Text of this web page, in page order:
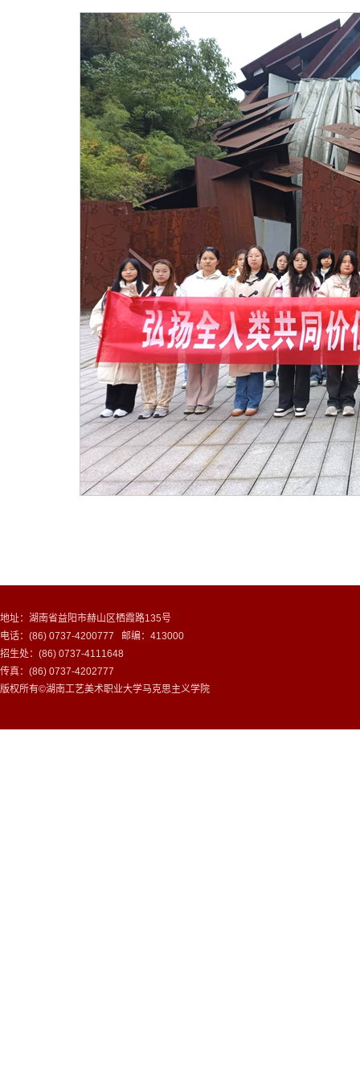
地址：湖南省益阳市赫山区栖霞路135号
电话：(86) 0737-4200777 邮编：413000
招生处：(86) 0737-4111648
传真：(86) 0737-4202777
版权所有©湖南工艺美术职业大学马克思主义学院